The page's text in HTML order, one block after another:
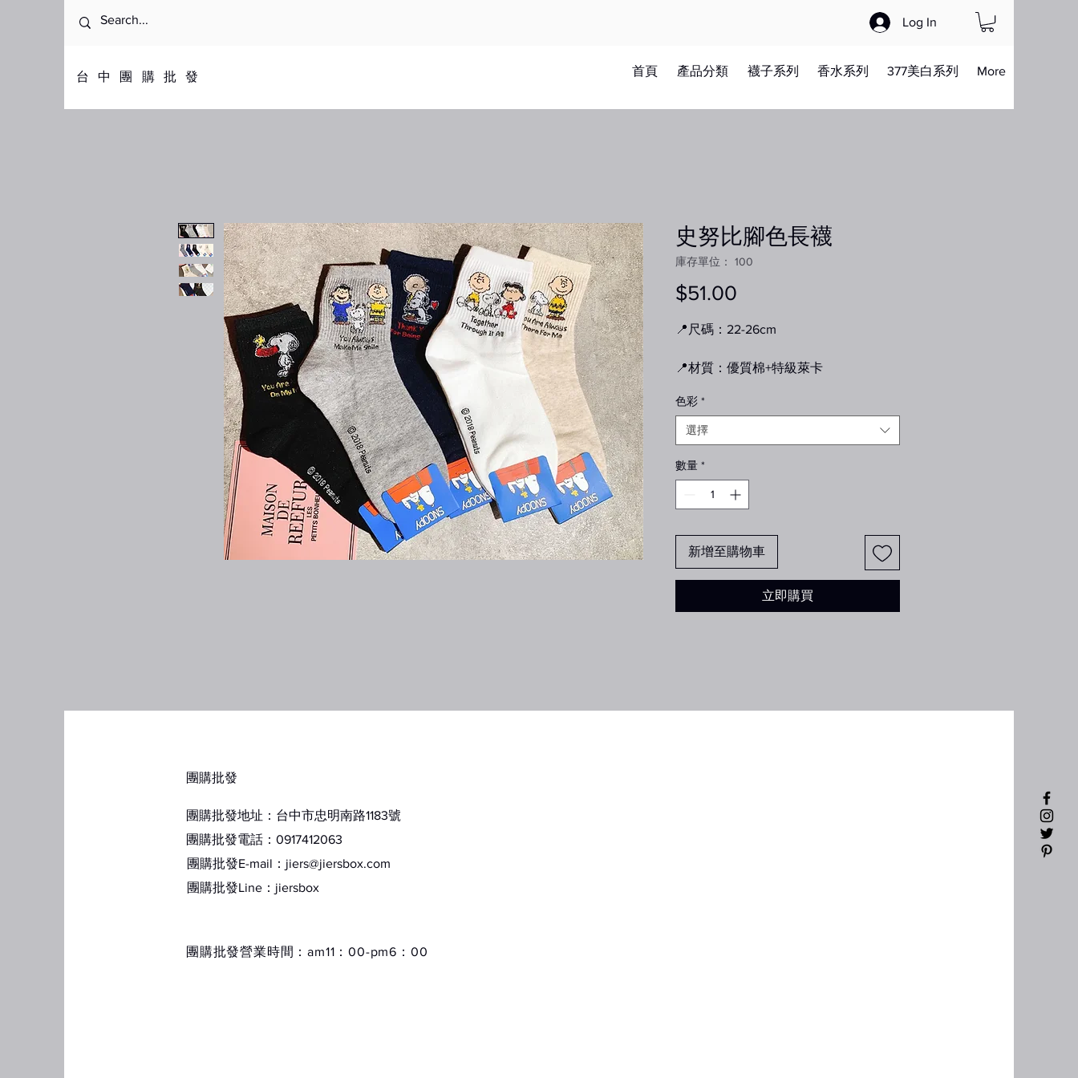
Log In
​台中團購批發 首頁 產品分類 襪子系列 香水系列 377美白系列 More
史努比腳色長襪
庫存單位： 100
$51.00
格
📍尺碼：22-26cm
📍材質：優質棉+特級萊卡
📍產地：韓國
質感優良，舒適好穿💕
商品正韓貨！！
色彩 *
選擇
數量 *
新增至購物車
立即購買
​團購批發
團購批發地址：台中市忠明南路1183號
團購批發電話：0917412063
團購批發E-mail： jiers@jiersbox.com
​團購批發Line：jiersbox
​團購批發營業時間：am11：00-pm6：00